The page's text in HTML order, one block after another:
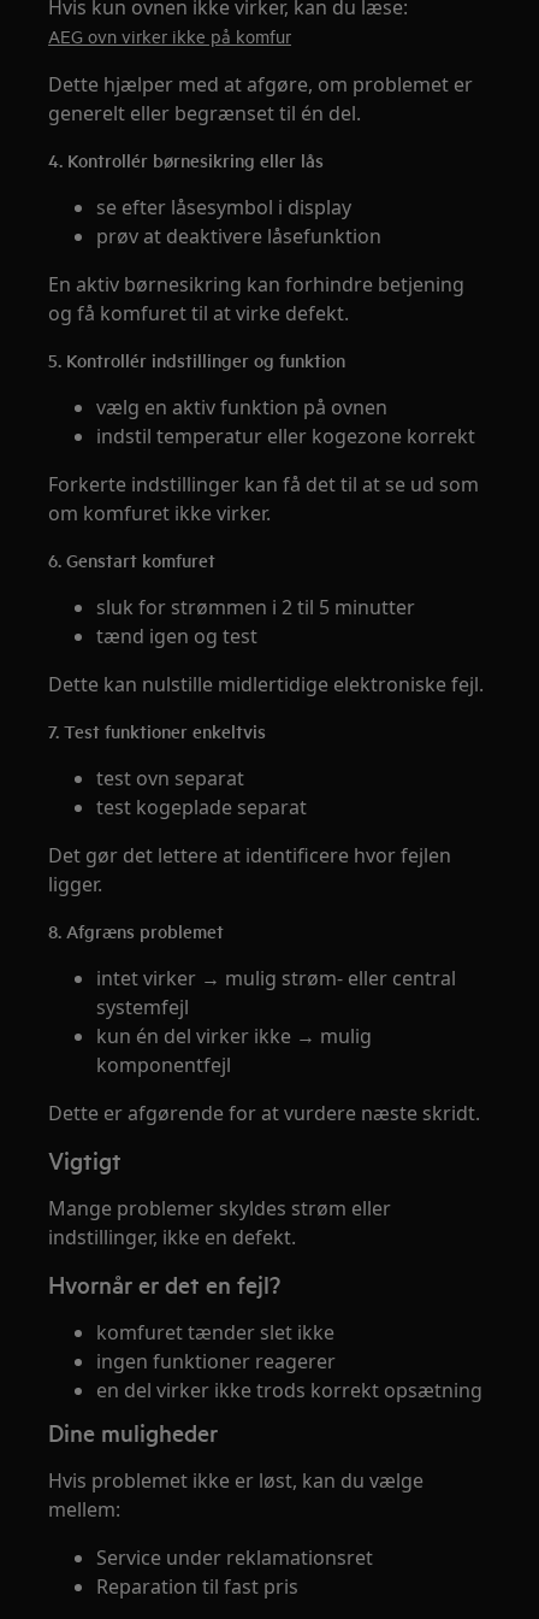
Hvis kun ovnen ikke virker, kan du læse:
AEG ovn virker ikke på komfur
Dette hjælper med at afgøre, om problemet er
generelt eller begrænset til én del.
4. Kontrollér børnesikring eller lås
se efter låsesymbol i display
prøv at deaktivere låsefunktion
En aktiv børnesikring kan forhindre betjening
og få komfuret til at virke defekt.
5. Kontrollér indstillinger og funktion
vælg en aktiv funktion på ovnen
indstil temperatur eller kogezone korrekt
Forkerte indstillinger kan få det til at se ud som
om komfuret ikke virker.
6. Genstart komfuret
sluk for strømmen i 2 til 5 minutter
tænd igen og test
Dette kan nulstille midlertidige elektroniske fejl.
7. Test funktioner enkeltvis
test ovn separat
test kogeplade separat
Det gør det lettere at identificere hvor fejlen
ligger.
8. Afgræns problemet
intet virker → mulig strøm- eller central
systemfejl
kun én del virker ikke → mulig
komponentfejl
Dette er afgørende for at vurdere næste skridt.
Vigtigt
Mange problemer skyldes strøm eller
indstillinger, ikke en defekt.
Hvornår er det en fejl?
komfuret tænder slet ikke
ingen funktioner reagerer
en del virker ikke trods korrekt opsætning
Dine muligheder
Hvis problemet ikke er løst, kan du vælge
mellem:
Service under reklamationsret
Reparation til fast pris